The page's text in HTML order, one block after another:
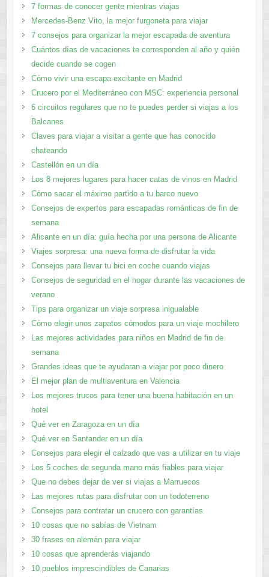
7 formas de conocer gente mientras viajas
Mercedes-Benz Vito, la mejor furgoneta para viajar
7 consejos para organizar la mejor escapada de aventura
Cuántos días de vacaciones te corresponden al año y quién
decide cuando se cogen
Cómo vivir una escapa excitante en Madrid
Crucero por el Mediterráneo con MSC: experiencia personal
6 circuitos regulares que no te puedes perder si viajas a los
Balcanes
Claves para viajar a visitar a gente que has conocido
chateando
Castellón en un día
Los 8 mejores lugares para hacer catas de vinos en Madrid
Cómo sacar el máximo partido a tu barco nuevo
Consejos de expertos para escapadas románticas de fin de
semana
Alicante en un día: guía hecha por una persona de Alicante
Viajes sorpresa: una nueva forma de disfrutar la vida
Consejos para llevar tu bici en coche cuando viajas
Consejos de seguridad en el hogar durante las vacaciones de
verano
Tips para organizar un viaje sorpresa inigualable
Cómo elegir unos zapatos cómodos para un viaje mochilero
Las mejores actividades para niños en Madrid de fin de
semana
Grandes ideas que te ayudaran a viajar por poco dinero
El mejor plan de multiaventura en Valencia
Los mejores trucos para tener una buena habitación en un
hotel
Qué ver en Zaragoza en un día
Qué ver en Santander en un día
Consejos para elegir el calzado que vas a utilizar en tu viaje
Los 5 coches de segunda mano más fiables para viajar
Que no debes dejar de ver si viajas a Marruecos
Las mejores rutas para disfrutar con un todoterreno
Consejos para contratar un crucero con garantías
10 cosas que no sabías de Vietnam
30 frases en alemán para viajar
10 cosas que aprenderás viajando
10 pueblos imprescindibles de Canarias